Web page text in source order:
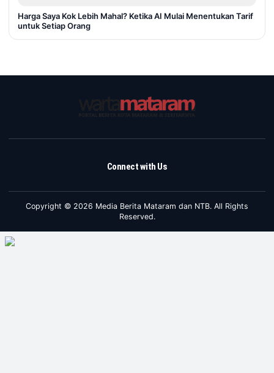
Harga Saya Kok Lebih Mahal? Ketika AI Mulai Menentukan Tarif
untuk Setiap Orang
Connect with Us
Copyright © 2026 Media Berita Mataram dan NTB. All Rights
Reserved.